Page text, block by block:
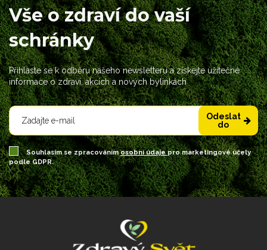
Vše o zdraví do vaší
schránky
Přihlaste se k odběru našeho newsletteru a získejte užitečné
informace o zdraví, akcích a nových bylinkách
Odeslat
do
Souhlasím se zpracovánímosobní údajepro marketingové účely
podle GDPR.